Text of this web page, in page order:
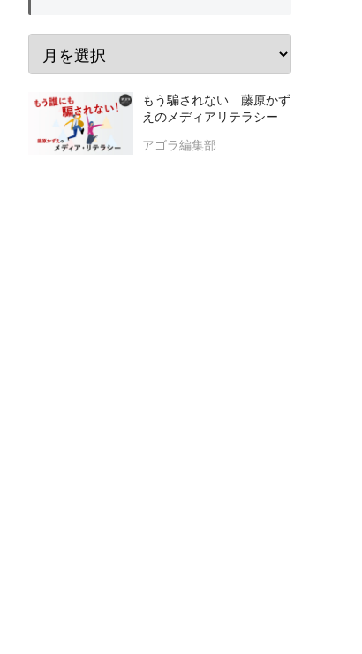
もう騙されない 藤原かず
えのメディアリテラシー
アゴラ編集部